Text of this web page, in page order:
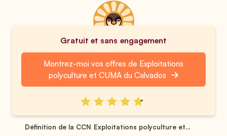
Gratuit et sans engagement
Montrez-moi vos offres de Exploitations
polyculture et CUMA du Calvados
Définition de la CCN Exploitations polyculture et...